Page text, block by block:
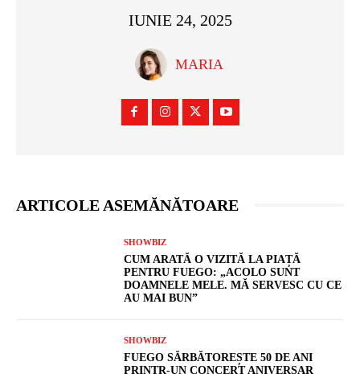
IUNIE 24, 2025
MARIA
ARTICOLE ASEMĂNĂTOARE
SHOWBIZ
CUM ARATĂ O VIZITĂ LA PIAȚĂ
PENTRU FUEGO: „ACOLO SUNT
DOAMNELE MELE. MĂ SERVESC CU CE
AU MAI BUN”
SHOWBIZ
FUEGO SĂRBĂTOREȘTE 50 DE ANI
PRINTR-UN CONCERT ANIVERSAR